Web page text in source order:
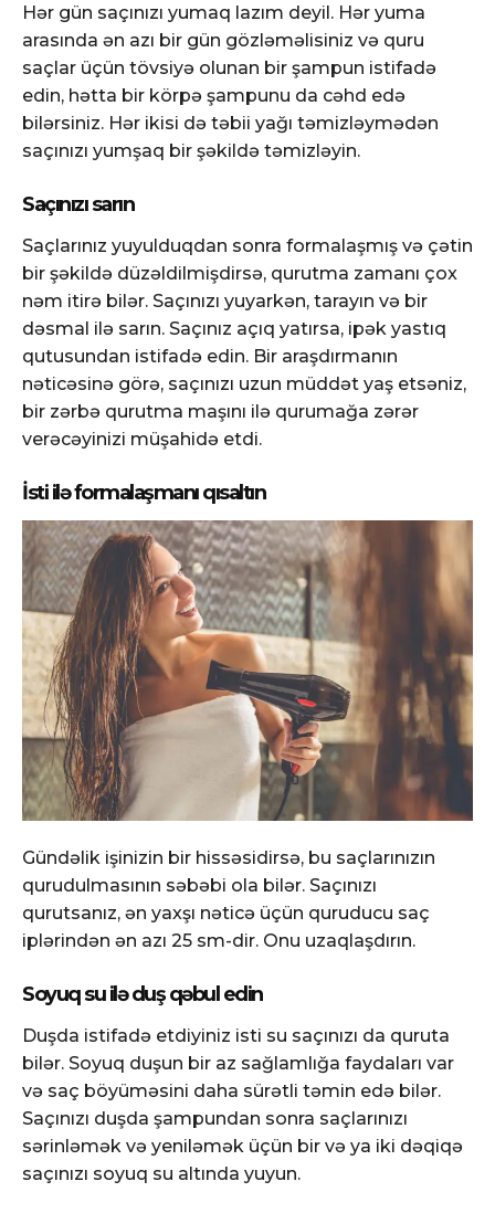
Hər gün saçınızı yumaq lazım deyil. Hər yuma
arasında ən azı bir gün gözləməlisiniz və quru
saçlar üçün tövsiyə olunan bir şampun istifadə
edin, hətta bir körpə şampunu da cəhd edə
bilərsiniz. Hər ikisi də təbii yağı təmizləymədən
saçınızı yumşaq bir şəkildə təmizləyin.
Saçınızı sarın
Saçlarınız yuyulduqdan sonra formalaşmış və çətin
bir şəkildə düzəldilmişdirsə, qurutma zamanı çox
nəm itirə bilər. Saçınızı yuyarkən, tarayın və bir
dəsmal ilə sarın. Saçınız açıq yatırsa, ipək yastıq
qutusundan istifadə edin. Bir araşdırmanın
nəticəsinə görə, saçınızı uzun müddət yaş etsəniz,
bir zərbə qurutma maşını ilə qurumağa zərər
verəcəyinizi müşahidə etdi.
İsti ilə formalaşmanı qısaltın
Gündəlik işinizin bir hissəsidirsə, bu saçlarınızın
qurudulmasının səbəbi ola bilər. Saçınızı
qurutsanız, ən yaxşı nəticə üçün quruducu saç
iplərindən ən azı 25 sm-dir. Onu uzaqlaşdırın.
Soyuq su ilə duş qəbul edin
Duşda istifadə etdiyiniz isti su saçınızı da quruta
bilər. Soyuq duşun bir az sağlamlığa faydaları var
və saç böyüməsini daha sürətli təmin edə bilər.
Saçınızı duşda şampundan sonra saçlarınızı
sərinləmək və yeniləmək üçün bir və ya iki dəqiqə
saçınızı soyuq su altında yuyun.